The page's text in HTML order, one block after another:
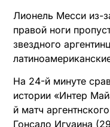
Лионель Месси из-
правой ноги
звездного
На 24-й минуте
истории «Интер
й матч
Гонсало Игуаина